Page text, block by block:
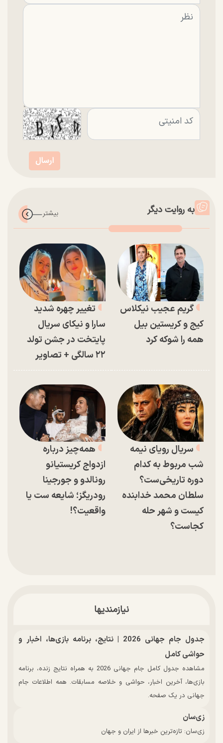
به روایت دیگر
گریم عجیب نیکلاس
کیج و کریستین بیل
همه را شوکه کرد
تغییر چهره شدید
سارا و نیکای سریال
پایتخت در جشن تولد
۲۲ سالگی + تصاویر
سریال رویای نیمه
شب مربوط به کدام
دوره تاریخی‌ست؟
سلطان محمد خدابنده
کیست و شهر حله
کجاست؟
همه‌چیز درباره
ازدواج کریستیانو
رونالدو و جورجینا
رودریگز؛ شایعه ست یا
واقعیت؟!
نیازمندیها
جدول جام جهانی 2026 | نتایج، برنامه بازی‌ها، اخبار و
حواشی کامل
مشاهده جدول کامل جام جهانی 2026 به همراه نتایج زنده، برنامه
بازی‌ها، آخرین اخبار، حواشی و خلاصه مسابقات. همه اطلاعات جام
جهانی در یک صفحه.
زی‌سان
زی‌سان: تازه‌ترین خبرها از ایران و جهان